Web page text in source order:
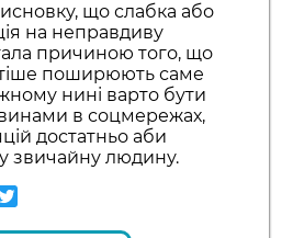
що слабка або
на неправдиву
причиною того, що
поширюють саме
нині варто бути
в соцмережах,
достатньо аби
звичайну людину.